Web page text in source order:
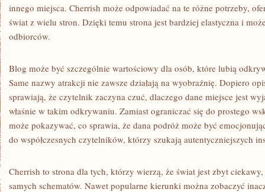
innego miejsca. Cherrish może odpowiadać na te różne potrzeby,
świat z wielu stron. Dzięki temu strona jest bardziej elastyczna i
odbiorców.
Blog może być szczególnie wartościowy dla osób, które lubią
Same nazwy atrakcji nie zawsze działają na wyobraźnię. Dopiero
sprawiają, że czytelnik zaczyna czuć, dlaczego dane miejsce jest
właśnie w takim odkrywaniu. Zamiast ograniczać się do prostego
może pokazywać, co sprawia, że dana podróż może być
do współczesnych czytelników, którzy szukają autentyczniejszych
Cherrish to strona dla tych, którzy wierzą, że świat jest zbyt
samych schematów. Nawet popularne kierunki można zobaczyć